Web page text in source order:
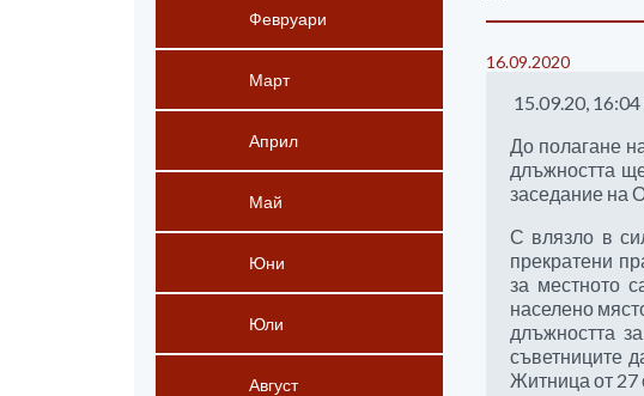
Февруари
Март
Април
Май
Юни
Юли
Август
16.09.2020
15.09.20,
До полагане
длъжността
заседание на
С влязло в
прекратени
за местното
населено
длъжността
съветниците
Житница от 27